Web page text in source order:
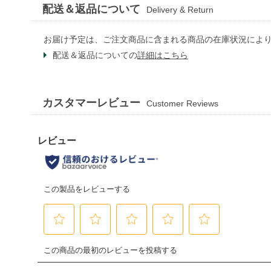
配送＆返品について Delivery & Return
お届け予定は、ご注文商品に含まれる商品の在庫状況により
配送＆返品についての詳細はこちら
カスタマーレビュー Customer Reviews